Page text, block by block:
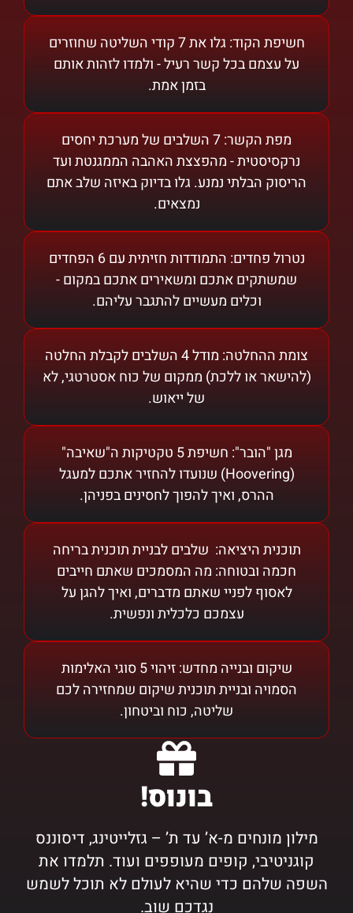
חשיפת הקוד: גלו את 7 קודי השליטה שחוזרים
על עצמם בכל קשר רעיל - ולמדו לזהות אותם
בזמן אמת.
מפת הקשר: 7 השלבים של מערכת יחסים
נרקסיסטית - מהפצצת האהבה הממגנטת ועד
הריסוק הבלתי נמנע. גלו בדיוק באיזה שלב אתם
נמצאים.
נטרול פחדים: התמודדות חזיתית עם 6 הפחדים
שמשתקים אתכם ומשאירים אתכם במקום -
וכלים מעשיים להתגבר עליהם.
צומת ההחלטה: מודל 4 השלבים לקבלת החלטה
(להישאר או ללכת) ממקום של כוח אסטרטגי, לא
של ייאוש.
מגן "הובר": חשיפת 5 טקטיקות ה"שאיבה"
(Hoovering) שנועדו להחזיר אתכם למעגל
ההרס, ואיך להפוך לחסינים בפניהן.
תוכנית היציאה: שלבים לבניית תוכנית בריחה
חכמה ובטוחה: מה המסמכים שאתם חייבים
לאסוף לפניי שאתם מדברים, ואיך להגן על
עצמכם כלכלית ונפשית.
שיקום ובנייה מחדש: זיהוי 5 סוגי האלימות
הסמויה ובניית תוכנית שיקום שמחזירה לכם
שליטה, כוח וביטחון.
בונוס!
מילון מונחים מ-א’ עד ת’ – גזלייטינג, דיסוננס
קוגניטיבי, קופים מעופפים ועוד. תלמדו את
השפה שלהם כדי שהיא לעולם לא תוכל לשמש
נגדכם שוב.